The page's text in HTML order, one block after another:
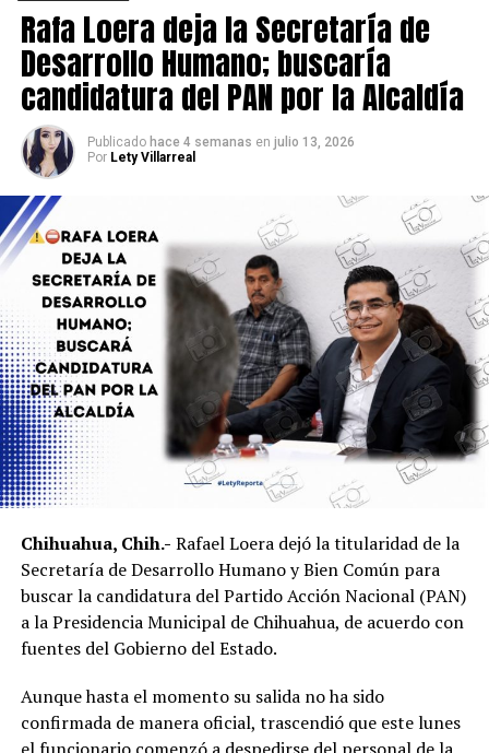
Rafa Loera deja la Secretaría de
Desarrollo Humano; buscaría
candidatura del PAN por la Alcaldía
Publicado hace 4 semanas en julio 13, 2026
Por Lety Villarreal
Chihuahua, Chih.- Rafael Loera dejó la titularidad de la
Secretaría de Desarrollo Humano y Bien Común para
buscar la candidatura del Partido Acción Nacional (PAN)
a la Presidencia Municipal de Chihuahua, de acuerdo con
fuentes del Gobierno del Estado.
Aunque hasta el momento su salida no ha sido
confirmada de manera oficial, trascendió que este lunes